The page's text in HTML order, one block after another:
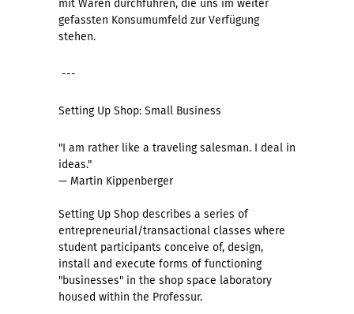
mit Waren durchführen, die uns im weiter
gefassten Konsumumfeld zur Verfügung
stehen.
---
Setting Up Shop: Small Business
"I am rather like a traveling salesman. I deal in
ideas."
— Martin Kippenberger
Setting Up Shop describes a series of
entrepreneurial/transactional classes where
student participants conceive of, design,
install and execute forms of functioning
"businesses" in the shop space laboratory
housed within the Professur.